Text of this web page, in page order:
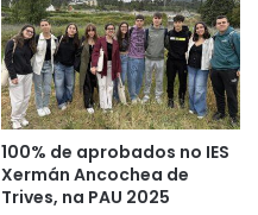
100% de aprobados no IES
Xermán Ancochea de
Trives, na PAU 2025